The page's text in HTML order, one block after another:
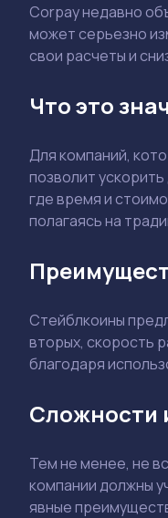
Corpay недавно
может серьезно
свои расчеты и
Что это
Для компаний,
позволит
где время и
полагаясь на
Стейблкоины
вторых, скорость
благодаря
Сложности
Тем не менее, не
компании должны
явные